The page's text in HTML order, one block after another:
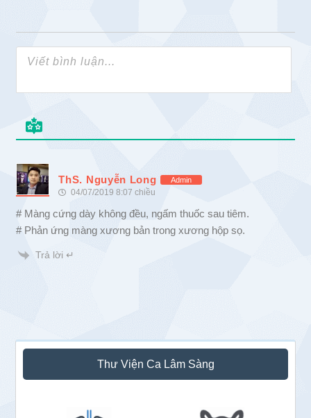
ThS. Nguyễn Long Admin
04/07/2019 8:07 chiều
# Màng cứng dày không đều, ngấm thuốc sau tiêm.
# Phản ứng màng xương bản trong xương hộp sọ.
Trả lời ↵
Sidebar
chính
Thư Viện Ca Lâm Sàng